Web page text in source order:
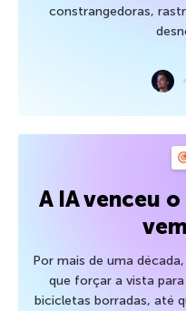
constrangedoras,
A IA venceu
Por mais de uma
que forçar a vista
bicicletas borradas, até